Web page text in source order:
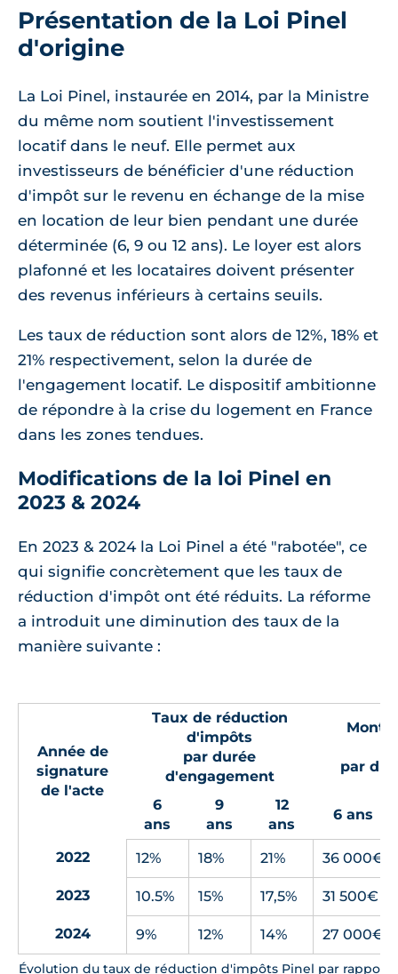
Présentation de la Loi Pinel
d'origine
La Loi Pinel, instaurée en 2014, par la Ministre
du même nom soutient l'investissement
locatif dans le neuf. Elle permet aux
investisseurs de bénéficier d'une réduction
d'impôt sur le revenu en échange de la mise
en location de leur bien pendant une durée
déterminée (6, 9 ou 12 ans). Le loyer est alors
plafonné et les locataires doivent présenter
des revenus inférieurs à certains seuils.
Les taux de réduction sont alors de 12%, 18% et
21% respectivement, selon la durée de
l'engagement locatif. Le dispositif ambitionne
de répondre à la crise du logement en France
dans les zones tendues.
Modifications de la loi Pinel en
2023 & 2024
En 2023 & 2024 la Loi Pinel a été "rabotée", ce
qui signifie concrètement que les taux de
réduction d'impôt ont été réduits. La réforme
a introduit une diminution des taux de la
manière suivante :
Année de
signature
de l'acte
Taux de réduction
d'impôts
par durée
d'engagement
par
6
ans
9
ans
12
ans
6 ans
2022 12% 18% 21% 36 000€
2023 10.5% 15% 17,5% 31 500€
2024 9% 12% 14% 27 000€
Évolution du taux de réduction d'impôts Pinel par rapport